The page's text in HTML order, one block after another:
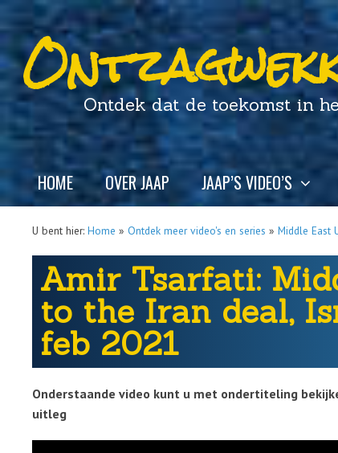
Ontdek dat de toekomst in het
HOME OVER JAAP JAAP’S VIDEO’S
U bent hier: Home » Ontdek meer video's en series » Middle East
Amir Tsarfati:
to the Iran deal,
feb 2021
Onderstaande video kunt u met ondertiteling
uitleg